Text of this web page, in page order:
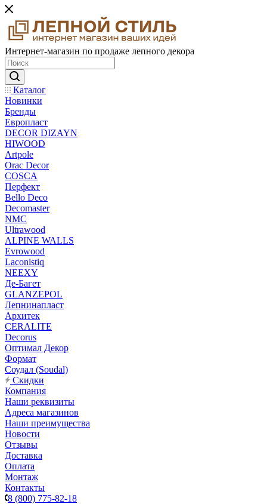
Интернет-магазин по продаже лепного декора
Каталог
Новинки
Бренды
Европласт
DECOR DIZAYN
HIWOOD
Artpole
Orac Decor
COSCA
Перфект
Bello Deco
Decomaster
NMС
Ultrawood
ALPINE WALLS
Evrowood
Laconistiq
NEEXY
Де-Багет
GLANZEPOL
Лепнинапласт
Архитек
CERALITE
Decorus
Оптимал Декор
Формат
Соудал (Soudal)
Скидки
Компания
Наши реквизиты
Адреса магазинов
Наши преимущества
Новости
Отзывы
Доставка
Оплата
Монтаж
Контакты
8 (800) 775-82-18